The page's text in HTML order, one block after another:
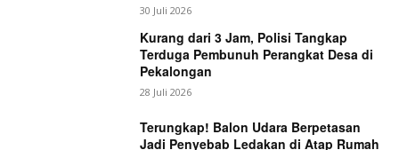
30 Juli 2026
Kurang dari 3 Jam, Polisi Tangkap
Terduga Pembunuh Perangkat Desa di
Pekalongan
28 Juli 2026
Terungkap! Balon Udara Berpetasan
Jadi Penyebab Ledakan di Atap Rumah